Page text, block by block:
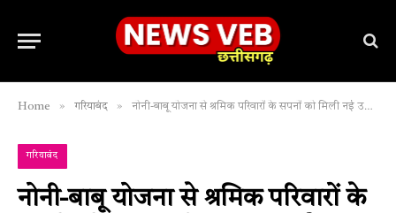
Home » गरियाबंद » नोनी-बाबू योजना से श्रमिक परिवारों के सपनों को मिली नई उड़ान, तीन मेधावी विद्यार्थियों को मिला सम्मान
गरियाबंद
नोनी-बाबू योजना से श्रमिक परिवारों के